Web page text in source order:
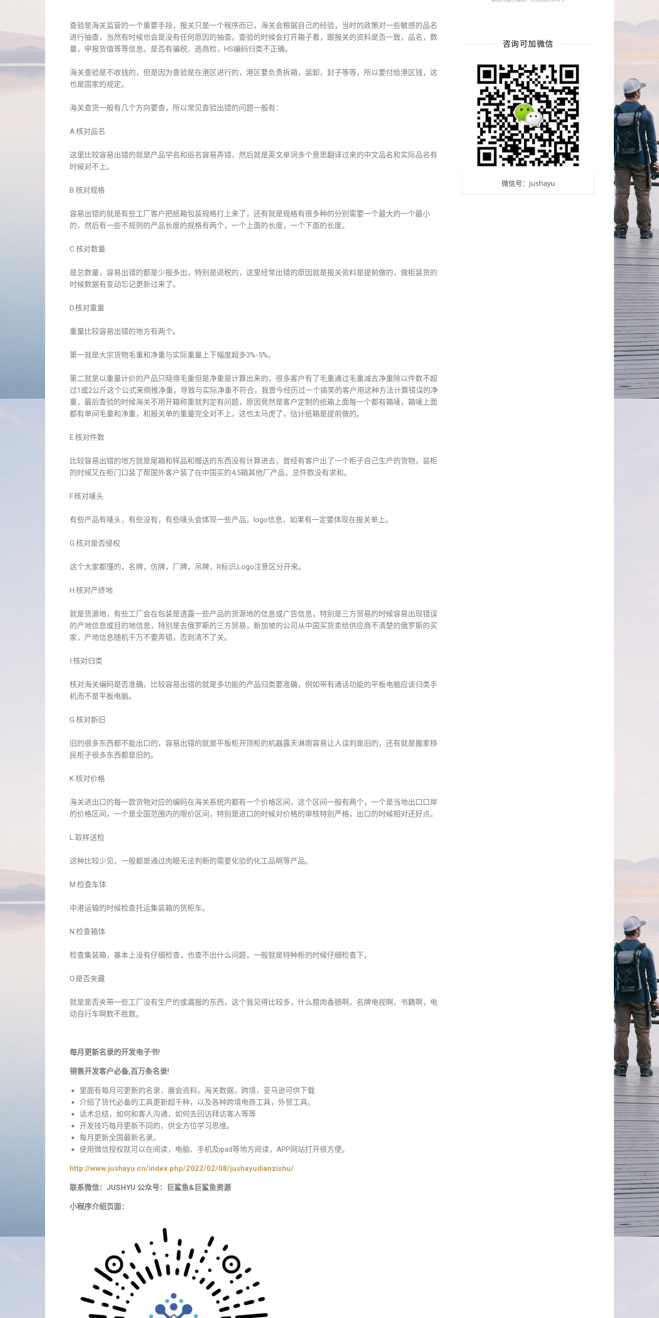
查验是海关监管的一个重要手段，报关只是一个程序而已，海关会根据自己的经验，当时的政策对一些敏感的品名
进行抽查，当然有时候也会是没有任何原因的抽查。查验的时候会打开箱子看，跟报关的资料是否一致，品名，数
量，申报货值等等信息，是否有骗税，逃商检，HS编码归类不正确。
海关查验是不收钱的，但是因为查验是在港区进行的，港区要负责拆箱，装卸，封子等等，所以要付给港区钱，这
也是国家的规定。
海关查货一般有几个方向要查，所以常见查验出错的问题一般有：
A.核对品名
这里比较容易出错的就是产品学名和俗名容易弄错，然后就是英文单词多个意思翻译过来的中文品名和实际品名有
时候对不上。
B.核对规格
容易出错的就是有些工厂客户把纸箱包装规格打上来了，还有就是规格有很多种的分别需要一个最大的一个最小
的，然后有一些不规则的产品长度的规格有两个，一个上面的长度，一个下面的长度。
C.核对数量
是总数量，容易出错的都是少报多出，特别是退税的，这里经常出错的原因就是报关资料是提前做的，做柜装货的
时候数据有变动忘记更新过来了。
D.核对重量
重量比较容易出错的地方有两个。
第一就是大宗货物毛重和净重与实际重量上下幅度超多3%-5%。
第二就是以重量计价的产品只晓得毛重但是净重是计算出来的，很多客户有了毛重通过毛重减去净重除以件数不超
过1或2公斤这个公式来倒推净重，导致与实际净重不符合，我曾今经历过一个搞笑的客户用这种方法计算错误的净
重，最后查验的时候海关不用开箱称重就判定有问题，原因竟然是客户定制的纸箱上面每一个都有箱唛，箱唛上面
都有单间毛重和净重，和报关单的重量完全对不上，这也太马虎了，估计纸箱是提前做的。
E.核对件数
比较容易出错的地方就是尾箱和样品和赠送的东西没有计算进去，曾经有客户出了一个柜子自己生产的货物，装柜
的时候又在柜门口装了帮国外客户装了在中国买的4,5箱其他厂产品，总件数没有求和。
F.核对唛头
有些产品有唛头，有些没有，有些唛头会体现一些产品，logo信息，如果有一定要体现在报关单上。
G.核对是否侵权
这个大家都懂的，名牌，仿牌，厂牌，吊牌，R标识,Logo注意区分开来。
H.核对产终地
就是货源地，有些工厂会在包装是透露一些产品的货源地的信息或广告信息，特别是三方贸易的时候容易出现错误
的产地信息或目的地信息，特别是去俄罗斯的三方贸易，新加坡的公司从中国买货卖给供应商不清楚的俄罗斯的买
家，产地信息随机千万不要弄错，否则清不了关。
I.核对归类
核对海关编码是否准确，比较容易出错的就是多功能的产品归类要准确，例如带有通话功能的平板电脑应该归类手
机而不是平板电脑。
G.核对新旧
旧的很多东西都不能出口的，容易出错的就是平板柜开顶柜的机器露天淋雨容易让人误判是旧的，还有就是搬家移
民柜子很多东西都是旧的。
K.核对价格
海关进出口的每一款货物对应的编码在海关系统内都有一个价格区间，这个区间一般有两个，一个是当地出口口岸
的价格区间，一个是全国范围内的限价区间，特别是进口的时候对价格的审核特别严格，出口的时候相对还好点。
L.取样送检
这种比较少见，一般都是通过肉眼无法判断的需要化验的化工品啊等产品。
M.检查车体
中港运输的时候检查托运集装箱的货柜车。
N.检查箱体
检查集装箱，基本上没有仔细检查，也查不出什么问题，一般就是特种柜的时候仔细检查下。
O.是否夹藏
就是是否夹带一些工厂没有生产的或漏报的东西，这个我见得比较多，什么腊肉香肠啊，名牌电视啊，书籍啊，电
动自行车啊数不胜数。
每月更新名录的开发电子书!
销售开发客户必备,百万条名录!
里面有每月可更新的名录，展会资料，海关数据，跨境，亚马逊可供下载
介绍了货代必备的工具更新超千种，以及各种跨境电商工具，外贸工具。
话术总结，如何和客人沟通，如何去回访拜访客人等等
开发技巧每月更新不同的，供全方位学习思维。
每月更新全国最新名录。
使用微信授权就可以在阅读，电脑、手机及ipad等地方阅读，APP网站打开很方便。
http://www.jushayu.cn/index.php/2022/02/08/jushayudianzishu/
联系微信：JUSHYU 公众号：巨鲨鱼&巨鲨鱼资源
小程序介绍页面：
咨询可加微信
微信号：jushayu